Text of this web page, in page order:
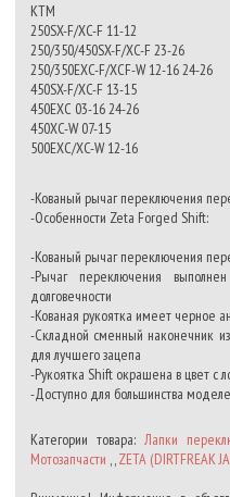
KTM
250SX-F/XC-F 11-12
250/350/450SX-F/XC-F 23-26
250/350EXC-F/XCF-W 12-16 24-26
450SX-F/XC-F 13-15
450EXC 03-16 24-26
450XC-W 07-15
500EXC/XC-W 12-16
-Кованый рычаг переключения
-Особенности Zeta Forged Shift:
-Кованый рычаг переключения
-Рычаг переключения
долговечности
-Кованая рукоятка имеет черное
-Складной сменный наконечник
для лучшего зацепа
-Рукоятка Shift окрашена в цвет с
-Доступно для большинства
Категории товара:Лапки
Мотозапчасти , ,ZETA (DIRTFREAK